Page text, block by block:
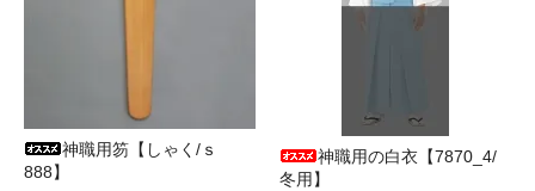
神職用笏【しゃく/ｓ
888】
神職用の白衣【7870_4/
冬用】